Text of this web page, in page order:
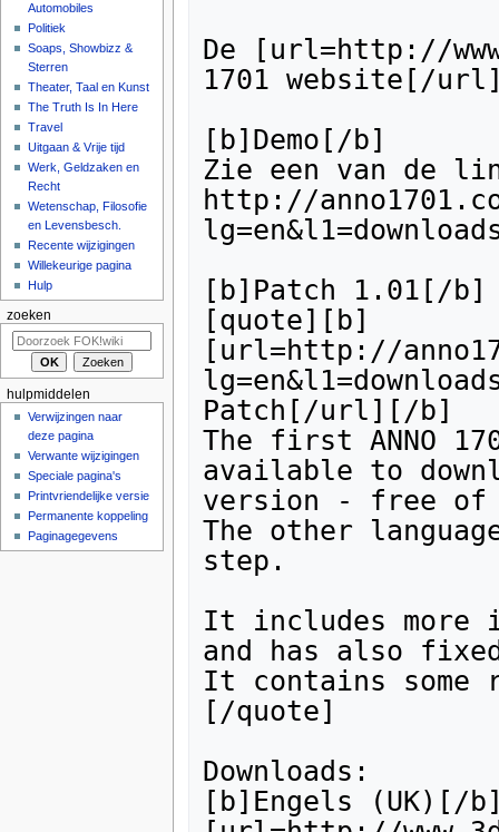
Automobiles
Politiek
Soaps, Showbizz &
Sterren
Theater, Taal en Kunst
The Truth Is In Here
Travel
Uitgaan & Vrije tijd
Werk, Geldzaken en
Recht
Wetenschap, Filosofie
en Levensbesch.
Recente wijzigingen
Willekeurige pagina
Hulp
zoeken
hulpmiddelen
Verwijzingen naar
deze pagina
Verwante wijzigingen
Speciale pagina's
Printvriendelijke versie
Permanente koppeling
Paginagegevens